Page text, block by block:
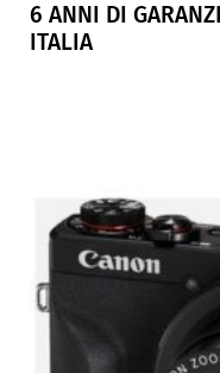
6 ANNI DI
ITALIA